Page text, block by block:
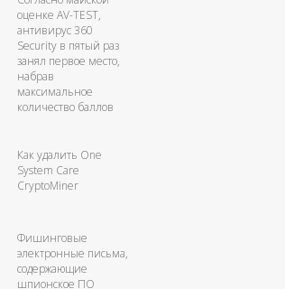
оценке AV-TEST,
антивирус 360
Security в пятый раз
занял первое место,
набрав
максимальное
количество баллов
Как удалить One
System Care
CryptoMiner
Фишинговые
электронные письма,
содержающие
шпионское ПО